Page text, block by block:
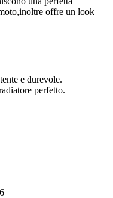
offre un look
e durevole.
perfetto.